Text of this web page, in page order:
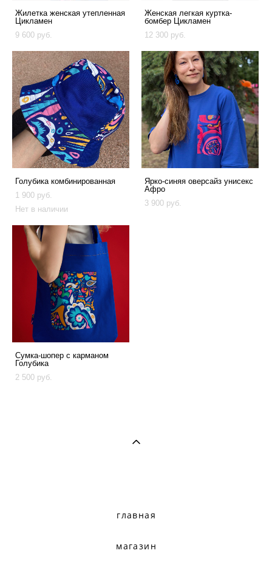
Жилетка женская утепленная
Цикламен
9 600 pуб.
Женская легкая куртка-
бомбер Цикламен
12 300 pуб.
Голубика комбинированная
1 900 pуб.
Нет в наличии
Ярко-синяя оверсайз унисекс
Афро
3 900 pуб.
Сумка-шопер с карманом
Голубика
2 500 pуб.
главная
магазин